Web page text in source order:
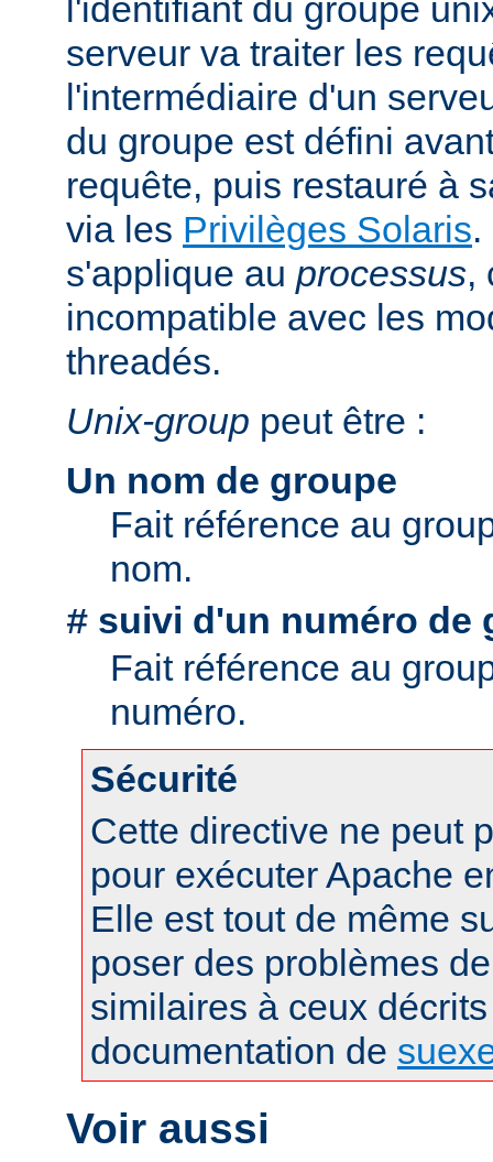
l'identifiant du groupe
serveur va traiter les
l'intermédiaire d'un
du groupe est défini
requête, puis restauré à
via les Privilèges Solaris
s'applique au processus,
incompatible avec les
threadés.
Unix-group peut être :
Un nom de groupe
Fait référence au
nom.
# suivi d'un numéro de
Fait référence au
numéro.
Sécurité
Cette directive ne peut
pour exécuter Apache
Elle est tout de même
poser des problèmes
similaires à ceux
documentation de
Voir aussi